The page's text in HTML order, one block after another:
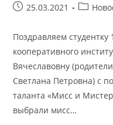
Запись25.03.2021
Рубрика
Поздравляем студентку
кооперативного
Вячеславовну
Светлана Петровна) с
таланта «Мисс и
выбрали мисс…